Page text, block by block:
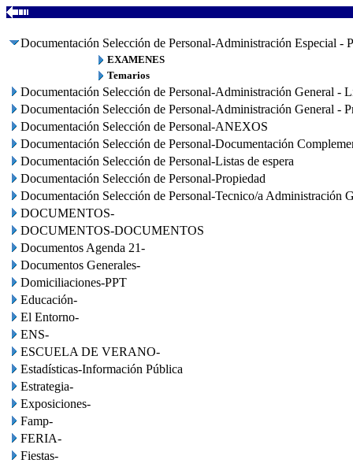
Documentación Selección de Personal-Administración Especial -
EXAMENES
Temarios
Documentación Selección de Personal-Administración General -
Documentación Selección de Personal-Administración General -
Documentación Selección de Personal-ANEXOS
Documentación Selección de Personal-Documentación
Documentación Selección de Personal-Listas de espera
Documentación Selección de Personal-Propiedad
Documentación Selección de Personal-Tecnico/a Administración
DOCUMENTOS-
DOCUMENTOS-DOCUMENTOS
Documentos Agenda 21-
Documentos Generales-
Domiciliaciones-PPT
Educación-
El Entorno-
ENS-
ESCUELA DE VERANO-
Estadísticas-Información Pública
Estrategia-
Exposiciones-
Famp-
FERIA-
Fiestas-